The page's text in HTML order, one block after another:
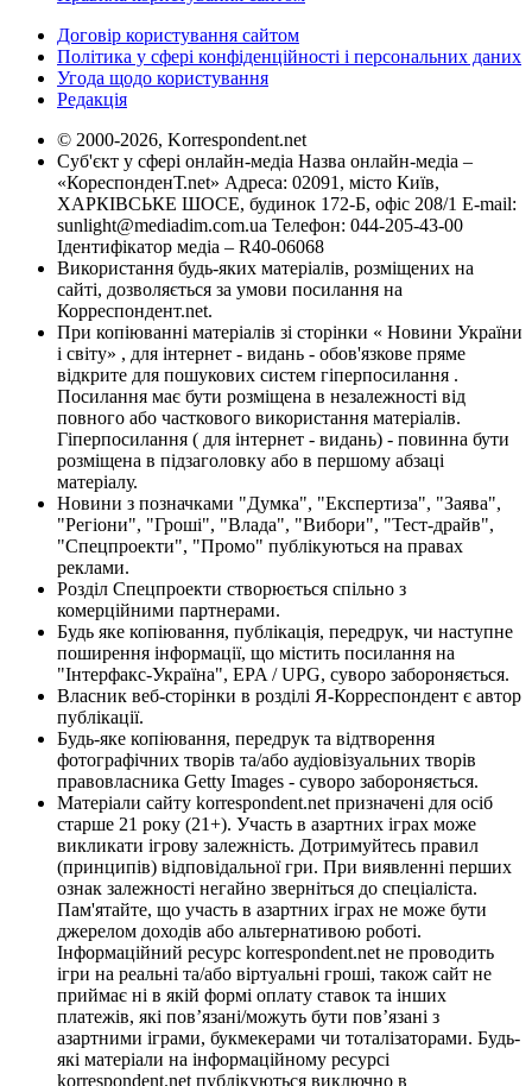
Договір користування сайтом
Політика у сфері конфіденційності і персональних даних
Угода щодо користування
Редакція
© 2000-2026, Korrespondent.net
Суб'єкт у сфері онлайн-медіа Назва онлайн-медіа –
«КореспонденТ.net» Адреса: 02091, місто Київ,
ХАРКІВСЬКЕ ШОСЕ, будинок 172-Б, офіс 208/1 E-mail:
sunlight@mediadim.com.ua Телефон: 044-205-43-00
Ідентифікатор медіа – R40-06068
Використання будь-яких матеріалів, розміщених на
сайті, дозволяється за умови посилання на
Корреспондент.net.
При копіюванні матеріалів зі сторінки « Новини України
і світу» , для інтернет - видань - обов'язкове пряме
відкрите для пошукових систем гіперпосилання .
Посилання має бути розміщена в незалежності від
повного або часткового використання матеріалів.
Гіперпосилання ( для інтернет - видань) - повинна бути
розміщена в підзаголовку або в першому абзаці
матеріалу.
Новини з позначками "Думка", "Експертиза", "Заява",
"Регіони", "Гроші", "Влада", "Вибори", "Тест-драйв",
"Спецпроекти", "Промо" публікуються на правах
реклами.
Розділ Спецпроекти створюється спільно з
комерційними партнерами.
Будь яке копіювання, публікація, передрук, чи наступне
поширення інформації, що містить посилання на
"Інтерфакс-Україна", EPA / UPG, суворо забороняється.
Власник веб-сторінки в розділі Я-Корреспондент є автор
публікації.
Будь-яке копіювання, передрук та відтворення
фотографічних творів та/або аудіовізуальних творів
правовласника Getty Images - суворо забороняється.
Матеріали сайту korrespondent.net призначені для осіб
старше 21 року (21+). Участь в азартних іграх може
викликати ігрову залежність. Дотримуйтесь правил
(принципів) відповідальної гри. При виявленні перших
ознак залежності негайно зверніться до спеціаліста.
Пам'ятайте, що участь в азартних іграх не може бути
джерелом доходів або альтернативою роботі.
Інформаційний ресурс korrespondent.net не проводить
ігри на реальні та/або віртуальні гроші, також сайт не
приймає ні в якій формі оплату ставок та інших
платежів, які пов’язані/можуть бути пов’язані з
азартними іграми, букмекерами чи тоталізаторами. Будь-
які матеріали на інформаційному ресурсі
korrespondent.net публікуються виключно в